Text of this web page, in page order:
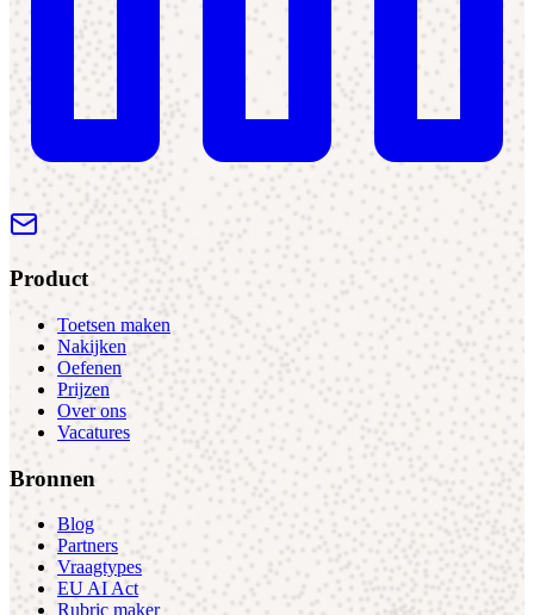
Product
Toetsen maken
Nakijken
Oefenen
Prijzen
Over ons
Vacatures
Bronnen
Blog
Partners
Vraagtypes
EU AI Act
Rubric maker